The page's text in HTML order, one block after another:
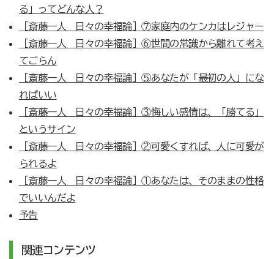
る」ってどんな人？
［斎藤一人 日々の幸福論］⑦家庭内のケンカはレジャー
［斎藤一人 日々の幸福論］⑥世間の常識から離れて考え
てごらん
［斎藤一人 日々の幸福論］⑤あなたが「最初の人」にな
ればいい
［斎藤一人 日々の幸福論］③悔しい感情は、「勝てる」
というサイン
［斎藤一人 日々の幸福論］②可愛くすれば、人に可愛が
られるよ
［斎藤一人 日々の幸福論］①あなたは、そのままの性格
でいいんだよ
予告
関連コンテンツ